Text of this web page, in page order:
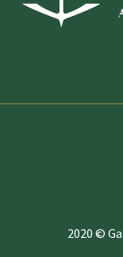
2020 ©